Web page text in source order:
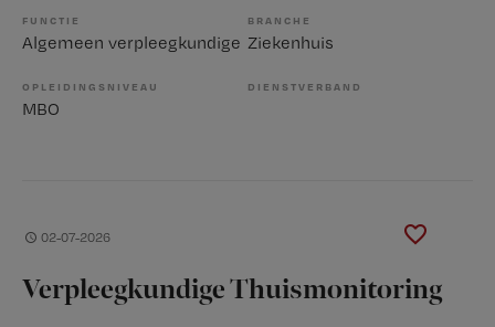
FUNCTIE
Algemeen verpleegkundige
BRANCHE
Ziekenhuis
OPLEIDINGSNIVEAU
MBO
DIENSTVERBAND
02-07-2026
Verpleegkundige Thuismonitoring